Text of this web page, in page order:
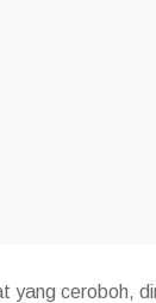
yang ceroboh,